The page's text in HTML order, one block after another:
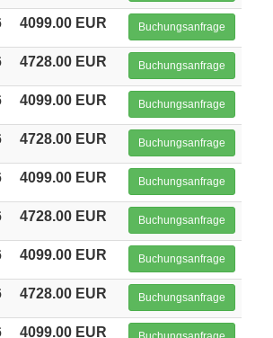
4099.00 EUR Buchungsanfrage
4728.00 EUR Buchungsanfrage
4099.00 EUR Buchungsanfrage
4728.00 EUR Buchungsanfrage
4099.00 EUR Buchungsanfrage
4728.00 EUR Buchungsanfrage
4099.00 EUR Buchungsanfrage
4728.00 EUR Buchungsanfrage
4099.00 EUR